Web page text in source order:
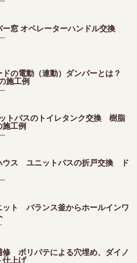
ー窓 オペレーターハンドル交換
ドの電動（連動）ダンパーとは？
施工例
トバスのトイレタンク交換 樹脂
工例
ウス ユニットバスの折戸交換 ド
ット バランス釜からホールインワ
修 ポリパテによる穴埋め、ダイノ
仕上げ